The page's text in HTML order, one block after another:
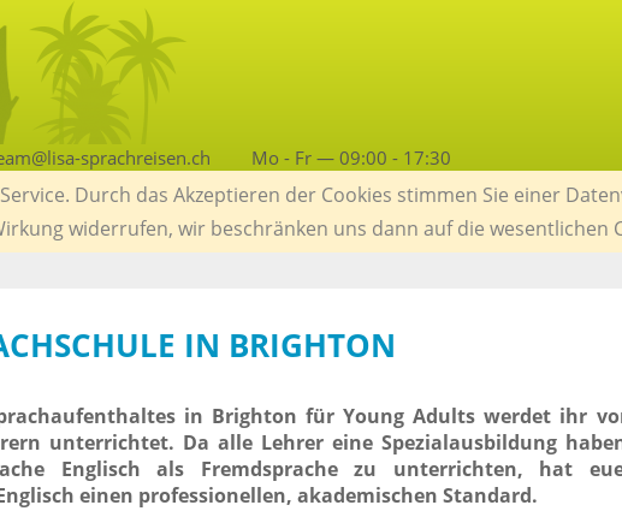
sprachreisen.ch Mo - Fr — 09:00 - 17:30
Durch das Akzeptieren der Cookies stimmen Sie einer
widerrufen, wir beschränken uns dann auf die wesentlichen
IN BRIGHTON
in Brighton für Young Adults werdet ihr
unterrichtet. Da alle Lehrer eine Spezialausbildung
Englisch als Fremdsprache zu unterrichten, hat
einen professionellen, akademischen Standard.